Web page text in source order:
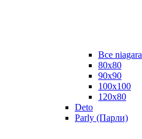
Все niagara
80x80
90x90
100x100
120x80
Deto
Parly (Парли)